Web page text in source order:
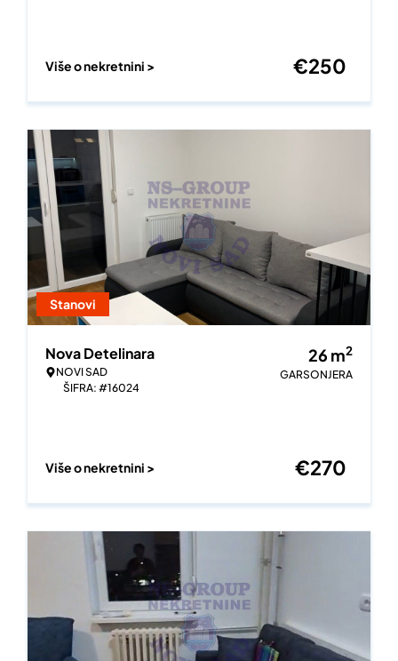
Više o nekretnini > €250
Stanovi
Nova Detelinara
NOVI SAD
ŠIFRA: #16024
26 m2
GARSONJERA
Više o nekretnini > €270